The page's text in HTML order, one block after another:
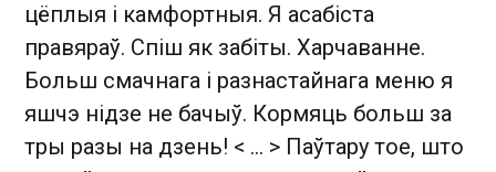
цёплыя і камфортныя. Я асабіста
правяраў. Спіш як забіты. Харчаванне.
Больш смачнага і разнастайнага меню я
яшчэ нідзе не бачыў. Кормяць больш за
тры разы на дзень! < ... > Паўтару тое, што